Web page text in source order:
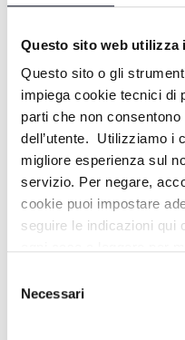
Questo sito web utilizza
Questo sito o gli
impiega cookie tecnici di
parti che non consentono
dell’utente. Utilizziamo i
migliore esperienza sul
servizio. Per negare,
cookie puoi impostare
seguire le indicazioni qui
delNecessari
ALTRE NOTIZIE